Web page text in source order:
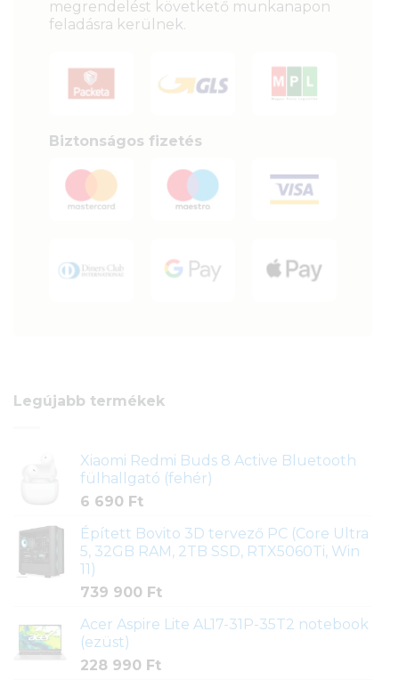
megrendelést követkető munkanapon
feladásra kerülnek.
Biztonságos fizetés
Legújabb termékek
Xiaomi Redmi Buds 8 Active Bluetooth
fülhallgató (fehér)
6 690 Ft
Épített Bovito 3D tervező PC (Core Ultra
5, 32GB RAM, 2TB SSD, RTX5060Ti, Win
11)
739 900 Ft
Acer Aspire Lite AL17-31P-35T2 notebook
(ezüst)
228 990 Ft